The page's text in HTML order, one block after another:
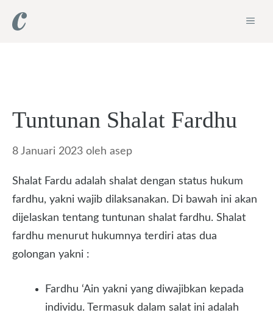
Tuntunan Shalat Fardhu
8 Januari 2023 oleh asep
Shalat Fardu adalah shalat dengan status hukum
fardhu, yakni wajib dilaksanakan. Di bawah ini akan
dijelaskan tentang tuntunan shalat fardhu. Shalat
fardhu menurut hukumnya terdiri atas dua
golongan yakni :
Fardhu ‘Ain yakni yang diwajibkan kepada
individu. Termasuk dalam salat ini adalah